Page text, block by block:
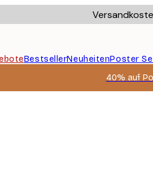
BestsellerNeuheitenPoster
40% auf